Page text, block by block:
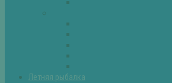
Летняя рыбалка